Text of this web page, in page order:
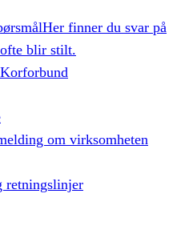
Her finner du svar på
blir stilt.
om virksomheten
retningslinjer